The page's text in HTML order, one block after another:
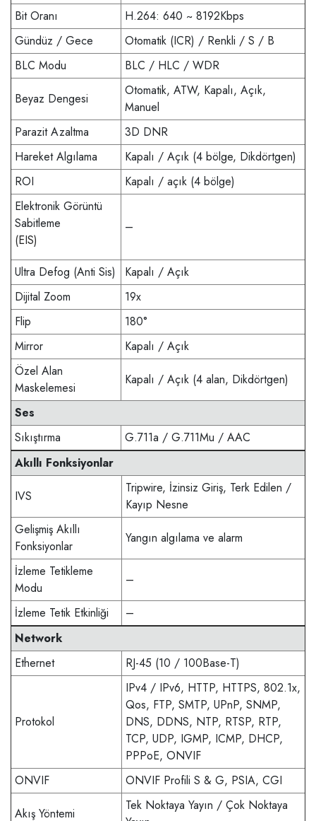
Bit Oranı
H.264: 640 ~ 8192Kbps
Gündüz / Gece
Otomatik (ICR) / Renkli / S / B
BLC Modu
BLC / HLC / WDR
Beyaz Dengesi
Otomatik, ATW, Kapalı, Açık,
Manuel
Parazit Azaltma
3D DNR
Hareket Algılama
Kapalı / Açık (4 bölge, Dikdörtgen)
ROI
Kapalı / açık (4 bölge)
Elektronik Görüntü
Sabitleme
(EIS)
–
Ultra Defog (Anti Sis)
Kapalı / Açık
Dijital Zoom
19x
Flip
180°
Mirror
Kapalı / Açık
Özel Alan
Maskelemesi
Kapalı / Açık (4 alan, Dikdörtgen)
Ses
Sıkıştırma
G.711a / G.711Mu / AAC
Akıllı Fonksiyonlar
IVS
Tripwire, İzinsiz Giriş, Terk Edilen /
Kayıp Nesne
Gelişmiş Akıllı
Fonksiyonlar
Yangın algılama ve alarm
İzleme Tetikleme
Modu
–
İzleme Tetik Etkinliği
–
Network
Ethernet
RJ-45 (10 / 100Base-T)
Protokol
IPv4 / IPv6, HTTP, HTTPS, 802.1x,
Qos, FTP, SMTP, UPnP, SNMP,
DNS, DDNS, NTP, RTSP, RTP,
TCP, UDP, IGMP, ICMP, DHCP,
PPPoE, ONVIF
ONVIF
ONVIF Profili S & G, PSIA, CGI
Akış Yöntemi
Tek Noktaya Yayın / Çok Noktaya